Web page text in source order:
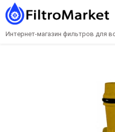
Интернет-магазин фильтров для